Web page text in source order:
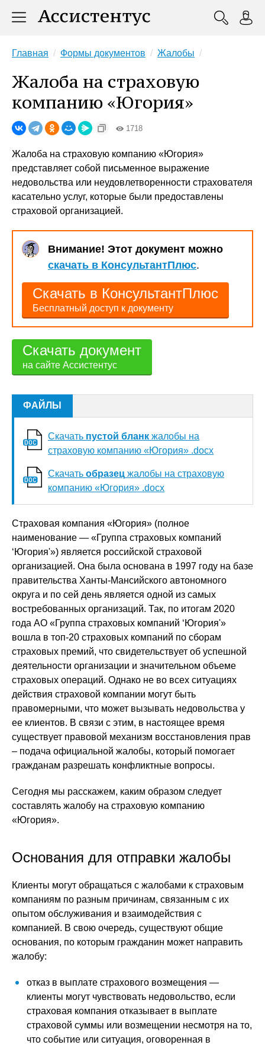
Главная Формы документов Жалобы
Жалоба на страховую
компанию «Югория»
1718
Жалоба на страховую компанию «Югория»
представляет собой письменное выражение
недовольства или неудовлетворенности страхователя
касательно услуг, которые были предоставлены
страховой организацией.
Внимание! Этот документ можно
скачать в КонсультантПлюс.
Скачать в КонсультантПлюс
Бесплатный доступ к документу
Скачать документ
на сайте Ассистентус
ФАЙЛЫ
Скачать пустой бланк жалобы на
страховую компанию «Югория» .docx
Скачать образец жалобы на страховую
компанию «Югория» .docx
Страховая компания «Югория» (полное
наименование — «Группа страховых компаний
‘Югория'») является российской страховой
организацией. Она была основана в 1997 году на базе
правительства Ханты-Мансийского автономного
округа и по сей день является одной из самых
востребованных организаций. Так, по итогам 2020
года АО «Группа страховых компаний ‘Югория'»
вошла в топ-20 страховых компаний по сборам
страховых премий, что свидетельствует об успешной
деятельности организации и значительном объеме
страховых операций. Однако не во всех ситуациях
действия страховой компании могут быть
правомерными, что может вызывать недовольства у
ее клиентов. В связи с этим, в настоящее время
существует правовой механизм восстановления прав
– подача официальной жалобы, который помогает
гражданам разрешать конфликтные вопросы.
Сегодня мы расскажем, каким образом следует
составлять жалобу на страховую компанию
«Югория».
Основания для отправки жалобы
Клиенты могут обращаться с жалобами к страховым
компаниям по разным причинам, связанным с их
опытом обслуживания и взаимодействия с
компанией. В свою очередь, существуют общие
основания, по которым гражданин может направить
жалобу:
отказ в выплате страхового возмещения —
клиенты могут чувствовать недовольство, если
страховая компания отказывает в выплате
страховой суммы или возмещении несмотря на то,
что событие или ситуация, оговоренная в